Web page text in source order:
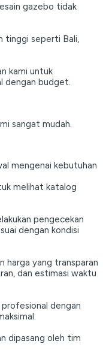
gazebo tidak
tinggi seperti Bali,
kami untuk
dengan budget.
sangat mudah.
mengenai kebutuhan
melihat katalog
pengecekan
dengan kondisi
harga yang transparan
dan estimasi waktu
dengan
dipasang oleh tim